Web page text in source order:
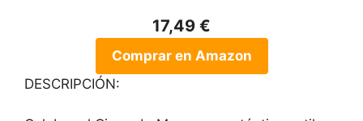
17,49 €
Comprar en Amazon
DESCRIPCIÓN: